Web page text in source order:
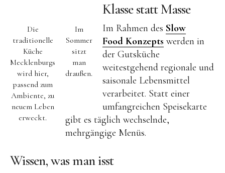
Slow Food
Produzenten
Retreats
Yoga-Retreats
Persönliche Entwicklung
Kreativ-Retreats
Individuelle Auszeit
Events
Die
traditionelle
Küche
Mecklenburgs
wird hier,
passend zum
Ambiente, zu
neuem Leben
erweckt.
Im
Sommer
sitzt
man
draußen.
Klasse statt Masse
Im Rahmen des Slow
Food Konzepts werden in
der Gutsküche
weitestgehend regionale und
saisonale Lebensmittel
verarbeitet. Statt einer
umfangreichen Speisekarte
gibt es täglich wechselnde,
mehrgängige Menüs.
Wissen, was man isst